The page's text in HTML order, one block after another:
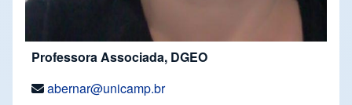
Professora Associada, DGEO
abernar@unicamp.br